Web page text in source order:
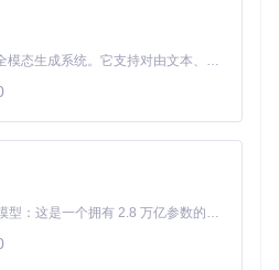
的AI服务密钥、偏好模型（推荐
顺畅体验
，创作过程断断续续
：
MiniMax H3 是一个通用的全模态生成系统。它支持对由文本、图像、视频和音频组成的多模态上下文进行统一理解，并能生成分辨率高达 2K、时长可达 15 秒的带原生立体声音频的视频。得益于面向任务泛化的系统设计，H3 在预训练阶段就已具备广泛的多模态上下文理解与生成能力，能够出色地执行复杂的多模态指令。
Kimi K3 是Kimi能力最强的模型：这是一个拥有 2.8 万亿参数的混合专家（MoE）模型，具备原生视觉理解能力，并支持 100 万 token 的上下文窗口。